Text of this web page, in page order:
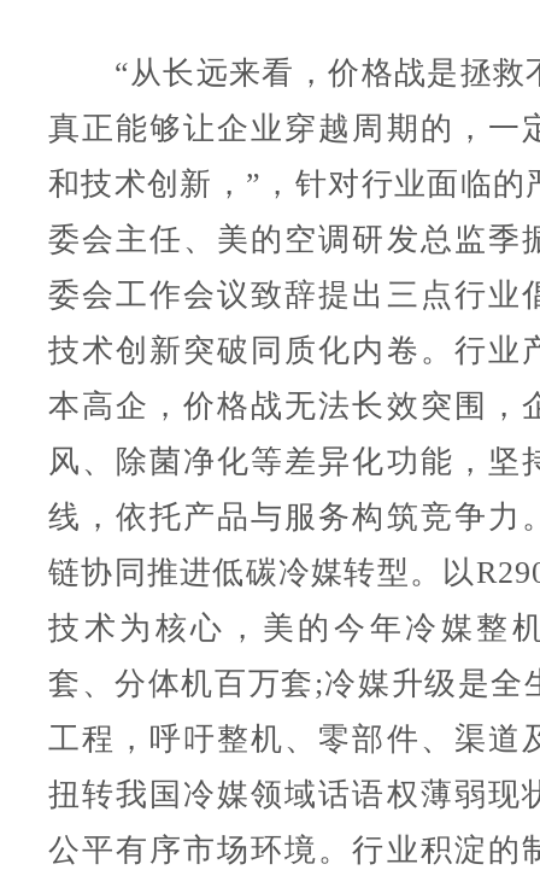
“从长远来看，价格战是拯救
真正能够让企业穿越周期的，一
和技术创新，”，针对行业面临的
委会主任、美的空调研发总监季
委会工作会议致辞提出三点行业
技术创新突破同质化内卷。行业
本高企，价格战无法长效突围，
风、除菌净化等差异化功能，坚
线，依托产品与服务构筑竞争力
链协同推进低碳冷媒转型。以
技术为核心，美的今年冷媒整
套、分体机百万套;冷媒升级是全
工程，呼吁整机、零部件、渠道
扭转我国冷媒领域话语权薄弱现
公平有序市场环境。行业积淀的